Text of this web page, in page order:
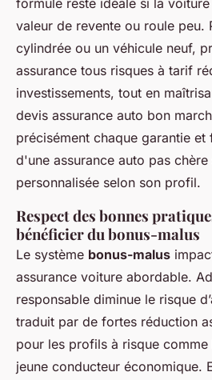
formule reste idéale si la
valeur de revente ou roule peu.
cylindrée ou un véhicule neuf,
assurance tous risques à tarif
investissements, tout en
devis assurance auto bon
précisément chaque garantie
d'une assurance auto pas chère
personnalisée selon son profil.
Respect des bonnes
bénéficier du bonus-malus
Le système bonus-malus
assurance voiture abordable.
responsable diminue le risque
traduit par de fortes réduction
pour les profils à risque comme
jeune conducteur économique.